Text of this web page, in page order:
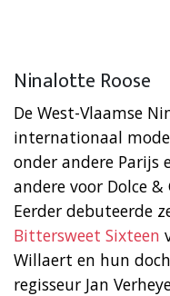
Ninalotte Roose
De West-Vlaamse
internationaal
onder andere Parijs
andere voor Dolce
Eerder debuteerde
Bittersweet Sixteen
Willaert en hun
regisseur Jan